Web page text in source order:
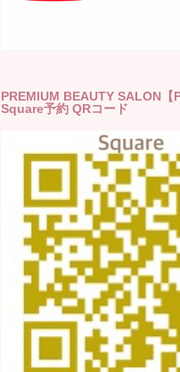
PREMIUM BEAUTY SALON【
Square予約 QRコード